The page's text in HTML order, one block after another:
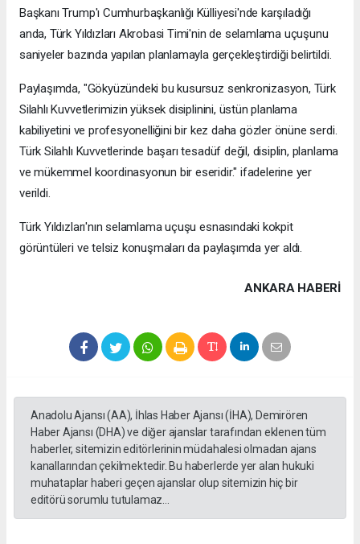
Başkanı Trump'ı Cumhurbaşkanlığı Külliyesi'nde karşıladığı
anda, Türk Yıldızları Akrobasi Timi'nin de selamlama uçuşunu
saniyeler bazında yapılan planlamayla gerçekleştirdiği belirtildi.
Paylaşımda, "Gökyüzündeki bu kusursuz senkronizasyon, Türk
Silahlı Kuvvetlerimizin yüksek disiplinini, üstün planlama
kabiliyetini ve profesyonelliğini bir kez daha gözler önüne serdi.
Türk Silahlı Kuvvetlerinde başarı tesadüf değil, disiplin, planlama
ve mükemmel koordinasyonun bir eseridir." ifadelerine yer
verildi.
Türk Yıldızları'nın selamlama uçuşu esnasındaki kokpit
görüntüleri ve telsiz konuşmaları da paylaşımda yer aldı.
ANKARA HABERİ
Anadolu Ajansı (AA), İhlas Haber Ajansı (İHA), Demirören
Haber Ajansı (DHA) ve diğer ajanslar tarafından eklenen tüm
haberler, sitemizin editörlerinin müdahalesi olmadan ajans
kanallarından çekilmektedir. Bu haberlerde yer alan hukuki
muhataplar haberi geçen ajanslar olup sitemizin hiç bir
editörü sorumlu tutulamaz...